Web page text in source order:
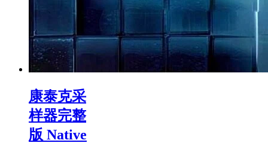
康泰克采
样器完整
版 Native